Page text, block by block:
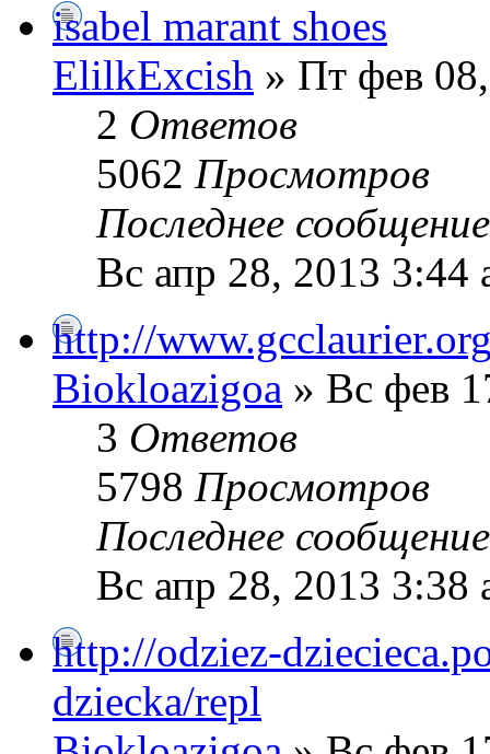
isabel marant shoes
ElilkExcish » Пт фев
2 Ответов
5062 Просмотров
Последнее
Вс апр 28, 2013 3:44
http://
Biokloazigoa » Вс фев
3 Ответов
5798 Просмотров
Последнее
Вс апр 28, 2013 3:38
http://odziez-
dziecka/repl